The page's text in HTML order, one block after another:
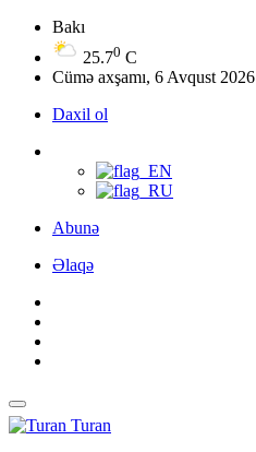
Bakı
25.70 C
Cümə axşamı, 6 Avqust 2026
Daxil ol
Abunə
Əlaqə
Turan